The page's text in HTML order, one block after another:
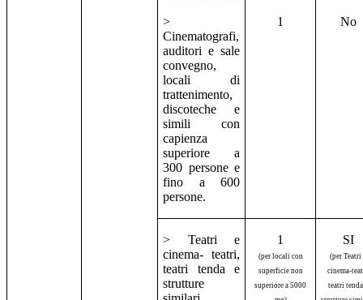
>
Cinematografi,
auditori e sale
convegno,
locali di
trattenimento,
discoteche e
simili con
capienza
superiore a
300 persone e
fino a 600
persone.
1 No
> Teatri e
cinema- teatri,
teatri tenda e
strutture
1
(per locali con
superficie non
superiore a 5000
SI
(per Teatri
cinema-
teatri